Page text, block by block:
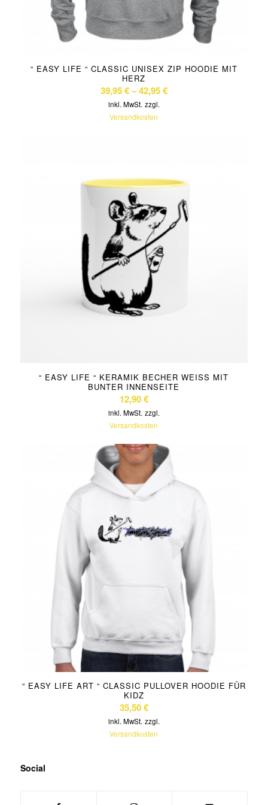
“ EASY LIFE “ CLASSIC UNISEX ZIP HOODIE MIT
HERZ
39,95€–42,95€
inkl. MwSt. zzgl.
Versandkosten
“ EASY LIFE “ KERAMIK BECHER WEISS MIT B
UNTER INNENSEITE
12,90€
inkl. MwSt. zzgl.
Versandkosten
“ EASY LIFE ART “ CLASSIC PULLOVER HOODIE FÜR
KIDZ
35,50€
inkl. MwSt. zzgl.
Versandkosten
Social